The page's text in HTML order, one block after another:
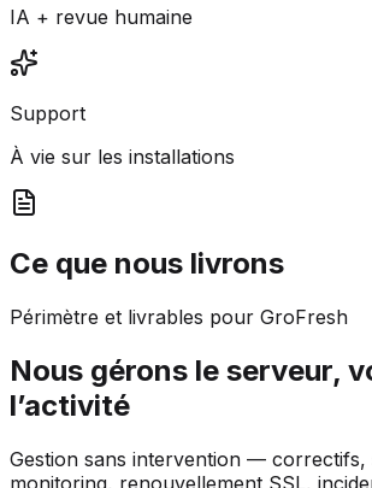
IA + revue humaine
Support
À vie sur les installations
Ce que nous livrons
Périmètre et livrables pour GroFresh
Nous gérons le serveur,
l’activité
Gestion sans intervention — correctifs,
monitoring, renouvellement SSL,